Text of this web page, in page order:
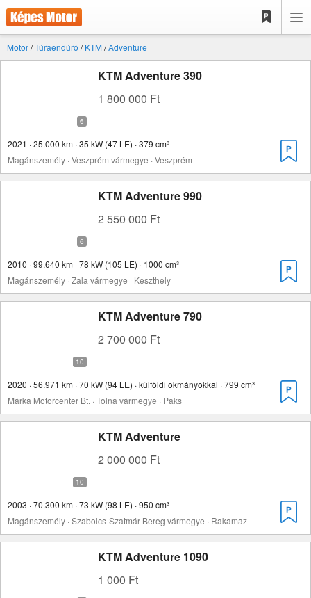
Motor/Túraendúró /KTM/Adventure
KTM Adventure 390
1 800 000 Ft
2021 · 25.000 km · 35 kW (47 LE) · 379 cm³
Magánszemély · Veszprém vármegye · Veszprém
KTM Adventure 990
2 550 000 Ft
2010 · 99.640 km · 78 kW (105 LE) · 1000 cm³
Magánszemély · Zala vármegye · Keszthely
KTM Adventure 790
2 700 000 Ft
2020 · 56.971 km · 70 kW (94 LE) · külföldi okmányokkal · 799 cm³
Márka Motorcenter Bt. · Tolna vármegye · Paks
KTM Adventure
2 000 000 Ft
2003 · 70.300 km · 73 kW (98 LE) · 950 cm³
Magánszemély · Szabolcs-Szatmár-Bereg vármegye · Rakamaz
KTM Adventure 1090
1 000 Ft